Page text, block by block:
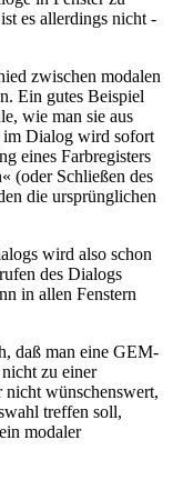
es allerdings nicht -
zwischen modalen
Ein gutes Beispiel
wie man sie aus
im Dialog wird sofort
eines Farbregisters
(oder Schließen des
die ursprünglichen
wird also schon
des Dialogs
in allen Fenstern
daß man eine GEM-
zu einer
wünschenswert,
treffen soll,
modaler